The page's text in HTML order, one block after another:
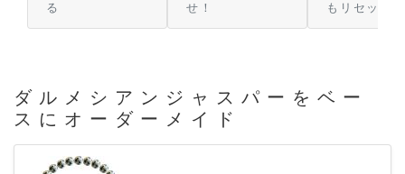
る
せ！
もリセット！
ダルメシアンジャスパーをベー
スに オーダーメイド